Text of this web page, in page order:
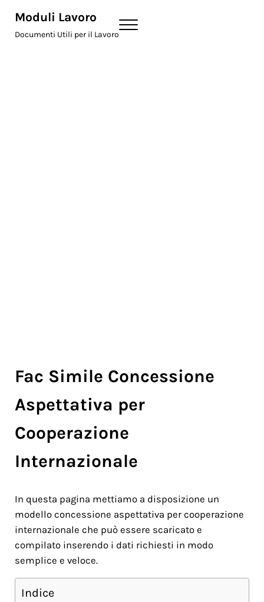
Moduli Lavoro
Documenti Utili per il Lavoro
Menu
Fac Simile Concessione
Aspettativa per
Cooperazione
Internazionale
In questa pagina mettiamo a disposizione un
modello concessione aspettativa per cooperazione
internazionale che può essere scaricato e
compilato inserendo i dati richiesti in modo
semplice e veloce.
Indice